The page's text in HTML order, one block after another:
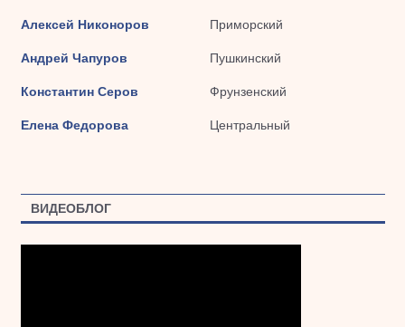
Алексей Никоноров Приморский
Андрей Чапуров Пушкинский
Константин Серов Фрунзенский
Елена Федорова Центральный
ВИДЕОБЛОГ